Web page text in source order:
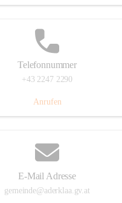
Telefonnummer
+43 2247 2290
Anrufen
E-Mail Adresse
gemeinde@aderklaa.gv.at